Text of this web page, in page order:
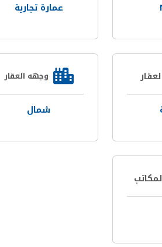
عمارة تجارية
وجهه العقار
شمال